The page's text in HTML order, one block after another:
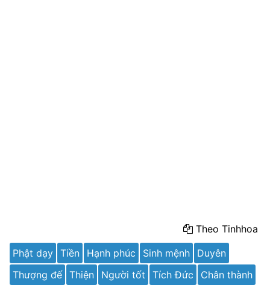
Theo Tinhhoa
Phật dạy Tiền Hạnh phúc Sinh mệnh
Duyên
Thượng đế Thiện Người tốt Tích Đức
Chân thành